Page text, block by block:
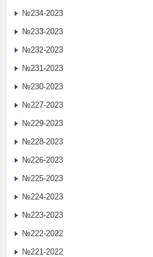
№234-2023
№233-2023
№232-2023
№231-2023
№230-2023
№227-2023
№229-2023
№228-2023
№226-2023
№225-2023
№224-2023
№223-2023
№222-2022
№221-2022